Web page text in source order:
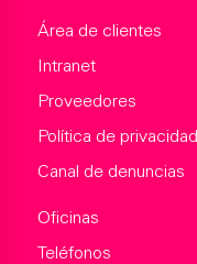
Área de clientes
Intranet
Proveedores
Política de privacidad
Canal de denuncias
Oficinas
Teléfonos